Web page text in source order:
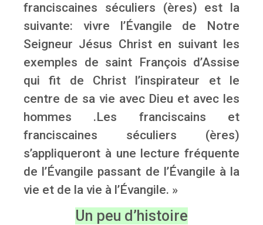
franciscaines séculiers (ères) est la
suivante: vivre l’Évangile de Notre
Seigneur Jésus Christ en suivant les
exemples de saint François d’Assise
qui fit de Christ l’inspirateur et le
centre de sa vie avec Dieu et avec les
hommes .Les franciscains et
franciscaines séculiers (ères)
s’appliqueront à une lecture fréquente
de l’Évangile passant de l’Évangile à la
vie et de la vie à l’Évangile. »
Un peu d’histoire